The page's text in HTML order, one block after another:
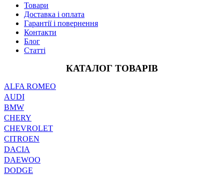
Товари
Доставка і оплата
Гарантії і повернення
Контакти
Блог
Статті
КАТАЛОГ ТОВАРІВ
ALFA ROMEO
AUDI
BMW
CHERY
CHEVROLET
CITROEN
DACIA
DAEWOO
DODGE